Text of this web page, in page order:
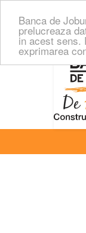
Banca de
prelucreaza
in acest sens.
exprimarea